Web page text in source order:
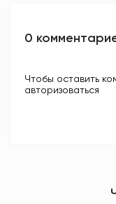
0
Чтобы оставить
авторизоваться